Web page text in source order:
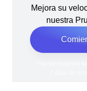
Mejora su
nuestra